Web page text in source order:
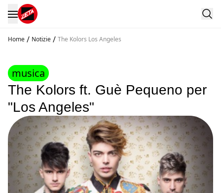
Home / Notizie / The Kolors Los Angeles
musica
The Kolors ft. Guè Pequeno per
"Los Angeles"